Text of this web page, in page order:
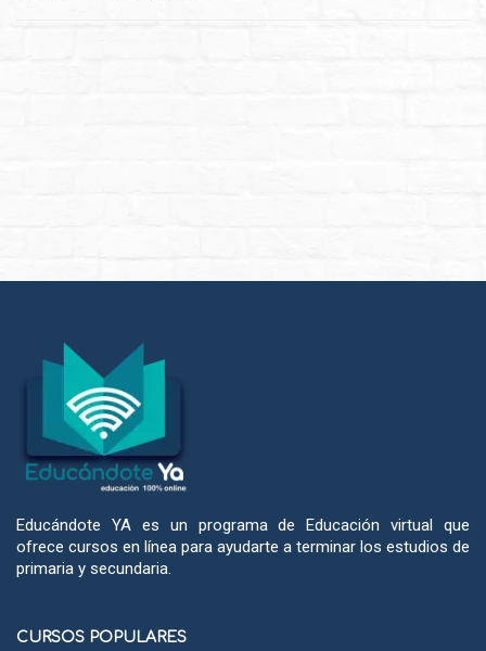
Educándote YA es un programa de Educación virtual que
ofrece cursos en línea para ayudarte a terminar los estudios de
primaria y secundaria.
CURSOS POPULARES